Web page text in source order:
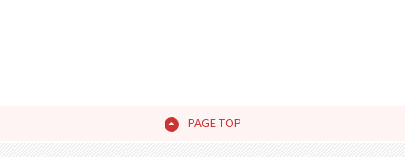
PAGE TOP